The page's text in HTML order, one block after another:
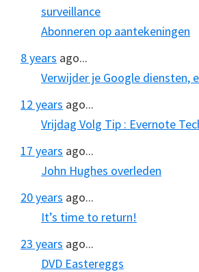
surveillance
Abonneren op aantekeningen
8 years ago...
Verwijder je Google diensten,
12 years ago...
Vrijdag Volg Tip : Evernote
17 years ago...
John Hughes overleden
20 years ago...
It’s time to return!
23 years ago...
DVD Eastereggs